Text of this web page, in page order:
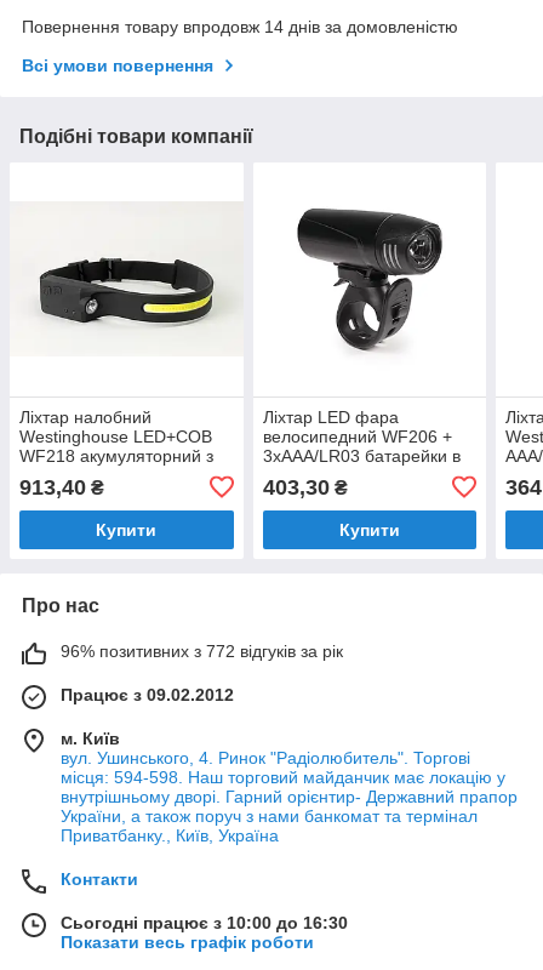
Повернення товару впродовж 14 днів за домовленістю
Всі умови повернення
Подібні товари компанії
Ліхтар налобний
Westinghouse LED+COB
WF218 акумуляторний з
913,40 ₴
Купити
Ліхтар LED фара
велосипедний WF206 +
3xAAA/LR03 батарейки в
комплекті Westinghouse
403,30₴
Купити
Про нас
96% позитивних з 772 відгуків за рік
Працює з 09.02.2012
м. Київ
вул. Ушинського, 4. Ринок "Радіолюбитель". Торгові
місця: 594-598. Наш торговий майданчик має локацію у
внутрішньому дворі. Гарний орієнтир- Державний прапор
України, а також поруч з нами банкомат та термінал
Приватбанку., Київ, Україна
Контакти
Сьогодні працює з 10:00 до 16:30
Показати весь графік роботи